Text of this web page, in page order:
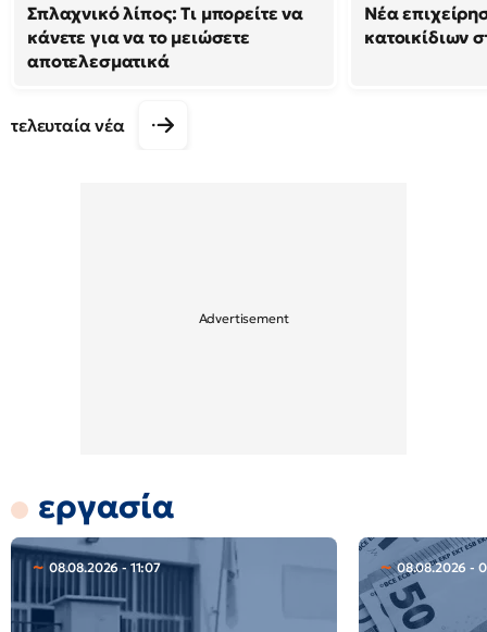
Σπλαχνικό λίπος: Τι μπορείτε να
κάνετε για να το μειώσετε
αποτελεσματικά
Νέα
κατοικίδιων
τελευταία νέα
εργασία
08.08.2026 - 11:07 08.08.2026 -